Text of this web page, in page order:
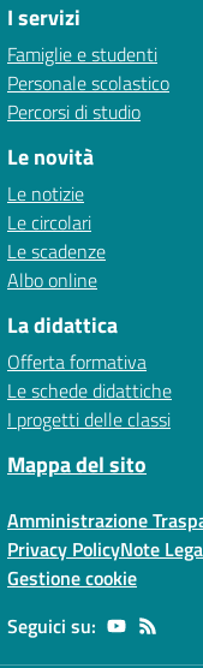
I servizi
Famiglie e studenti
Personale scolastico
Percorsi di studio
Le novità
Le notizie
Le circolari
Le scadenze
Albo online
La didattica
Offerta formativa
Le schede didattiche
I progetti delle classi
Mappa del sito
Amministrazione
Privacy PolicyNote
Gestione cookie
Seguici su: